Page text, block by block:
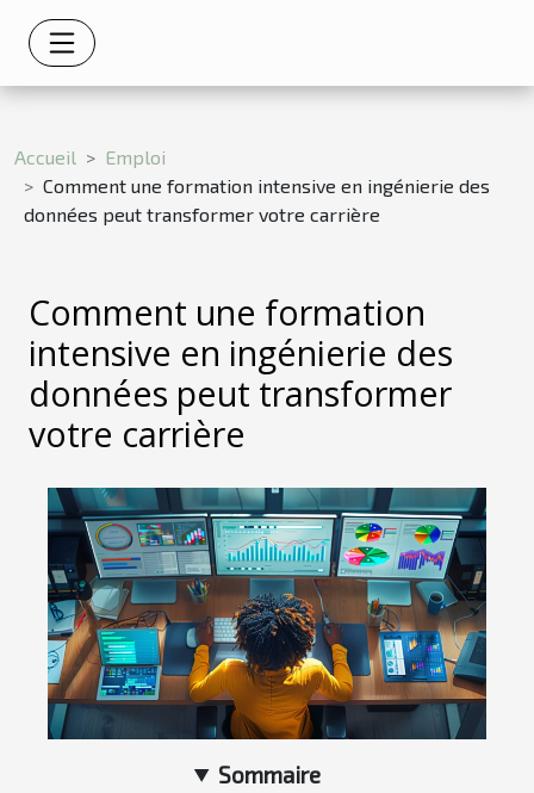
Accueil
Emploi
Comment une formation intensive en ingénierie des
données peut transformer votre carrière
Comment une formation
intensive en ingénierie des
données peut transformer
votre carrière
Sommaire